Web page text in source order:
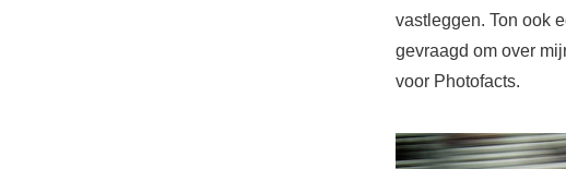
vastleggen. Ton ook
gevraagd om over
voor Photofacts.